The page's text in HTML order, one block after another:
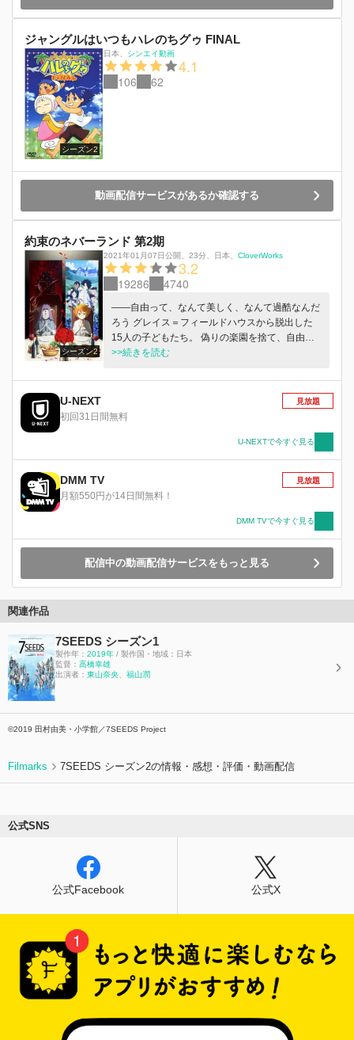
ジャングルはいつもハレのちグゥ FINAL
シーズン2
日本 シンエイ動画
4.1
106 62
動画配信サービスがあるか確認する
約束のネバーランド 第2期
シーズン2
2021年01月07日公開 23分 日本 CloverWorks
3.2
19286 4740
――自由って、なんて美しく、なんて過酷なんだ
ろう グレイス＝フィールドハウスから脱出した
15人の子どもたち。 偽りの楽園を捨て、自由を
求めた彼らを待ち受けるのは、見たことのない植
しくも、立ち向かうにはあまりにも過酷な外の世
界。 でも、子どもたちはあきらめない。 “ミネル
ヴァ”からのメッセージ、ノーマンが遺した1本の
た“家族”を迎えに行く、その約束を果たすため
に。
>>続きを読む
U-NEXT
初回31日間無料
見放題
U-NEXTで今すぐ見る
DMM TV
月額550円が14日間無料！
見放題
DMM TVで今すぐ見る
配信中の動画配信サービスをもっと見る
関連作品
7SEEDS シーズン1
製作年： 2019年 / 製作国・地域：日本
監督： 高橋幸雄
出演者： 東山奈央 福山潤
©2019 田村由美・小学館／7SEEDS Project
Filmarks 7SEEDS シーズン2の情報・感想・評価・動画配信
公式SNS
公式Facebook 公式X